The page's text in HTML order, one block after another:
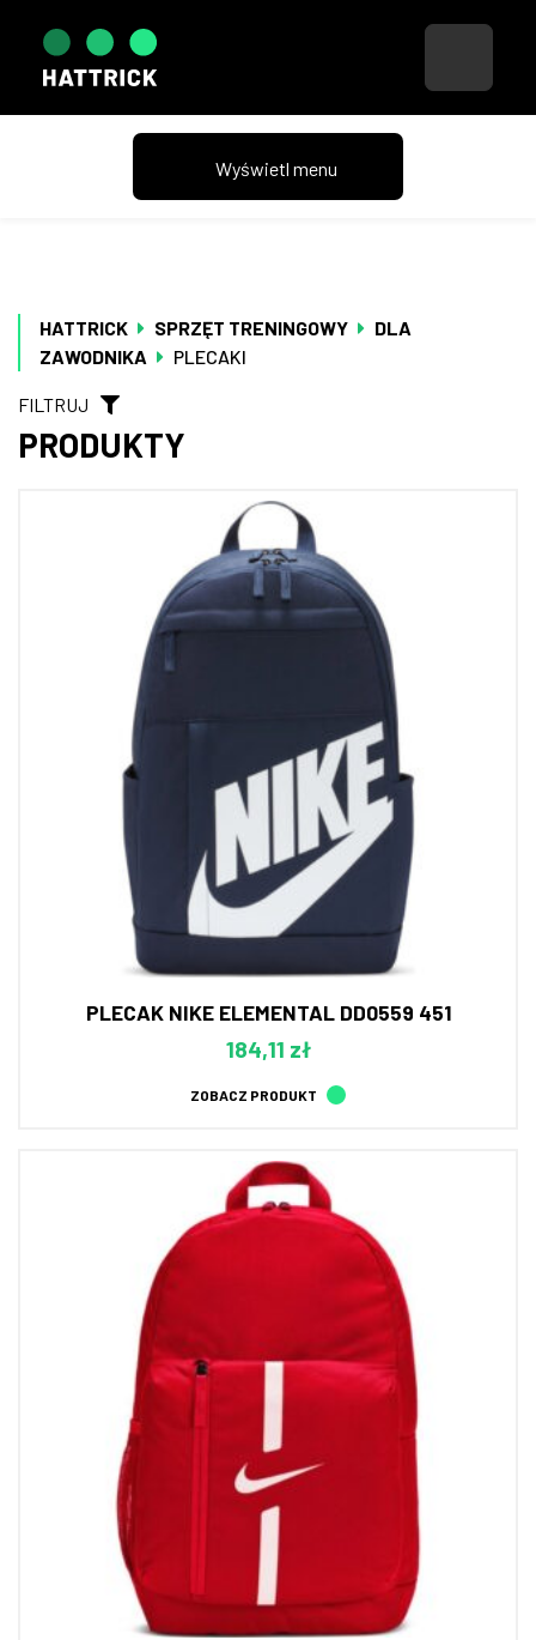
HATTRICK SPRZĘT TRENINGOWY
DLA
ZAWODNIKA
PLECAKI
FILTRUJ
PRODUKTY
PLECAK NIKE ELEMENTAL DD0559 451
184,11 zł
ZOBACZ PRODUKT